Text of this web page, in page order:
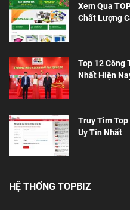
Xem Qua
Chất Lượng
Top 12 Công
Nhất Hiện
Truy Tìm Top
Uy Tín Nhất
HỆ THỐNG TOPBIZ